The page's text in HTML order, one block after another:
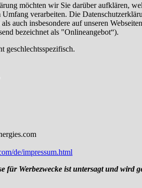
möchten wir Sie darüber aufklären,
verarbeiten. Die
auch insbesondere auf unseren
bezeichnet als "Onlineangebot“).
geschlechtsspezifisch.
de/impressum.html
für Werbezwecke ist untersagt und wird